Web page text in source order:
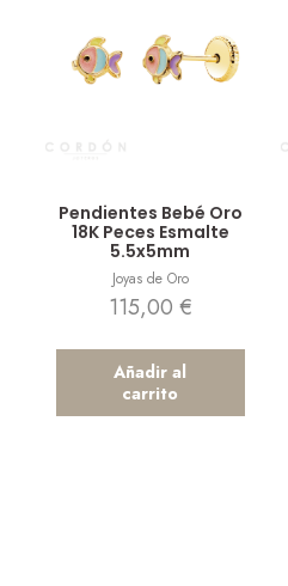
Pendientes Bebé Oro
18K Peces Esmalte
5.5x5mm
Joyas de Oro
115,00 €
Añadir al
carrito